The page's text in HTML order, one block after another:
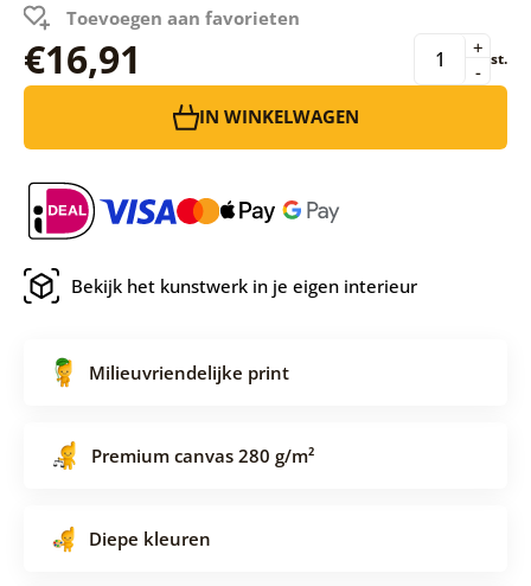
Toevoegen aan favorieten
€16,91 -
+ st.
IN WINKELWAGEN
Bekijk het kunstwerk in je eigen interieur
Milieuvriendelijke print
Premium canvas 280 g/m²
Diepe kleuren